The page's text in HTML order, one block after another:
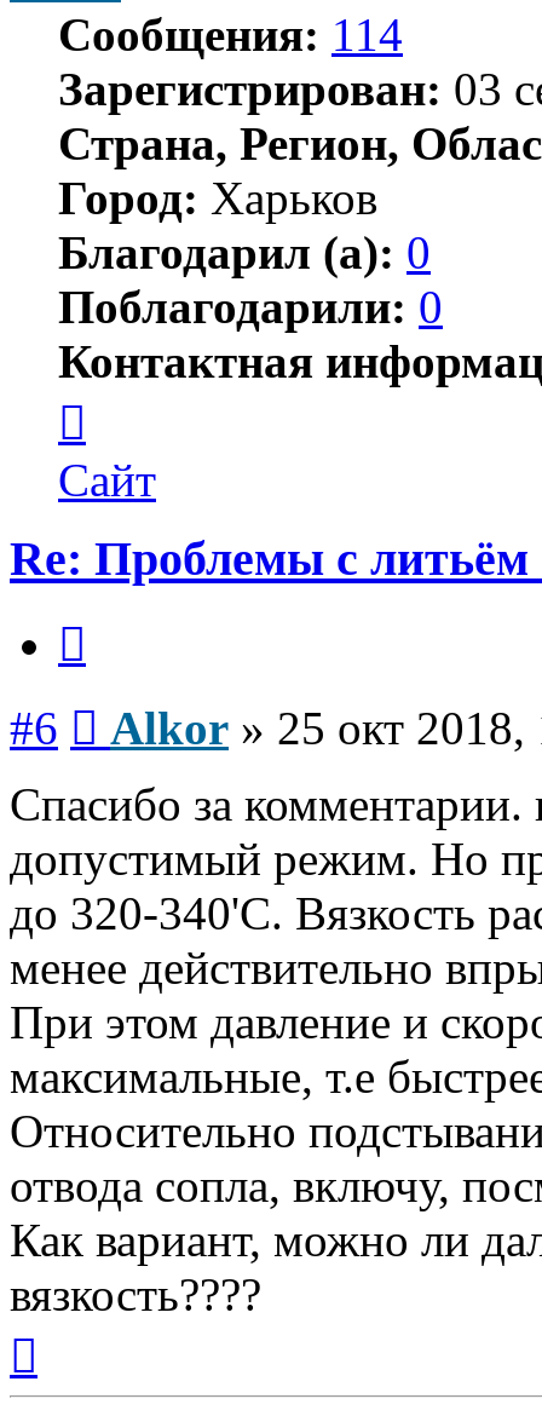
Сообщения: 114
Зарегистрирован: 03
Страна, Регион,
Город: Харьков
Благодарил (а): 0
Поблагодарили: 0
Контактная
пользователя
Alkor
Сайт
Re: Проблемы с
#6 Alkor » 25 окт 2018,
Спасибо за
допустимый режим. Но
до 320-340'С. Вязкость
менее действительно
При этом давление и
максимальные, т.е
Относительно
отвода сопла, включу,
Как вариант, можно ли
вязкость????
началу